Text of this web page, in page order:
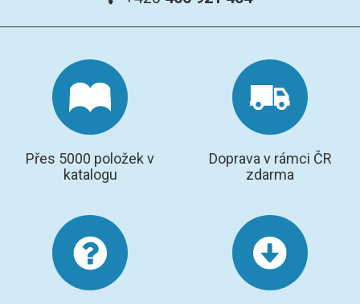
KALIBRACE
TERS
RAMAN
Přes 5000 položek v
katalogu
Doprava v rámci ČR
zdarma